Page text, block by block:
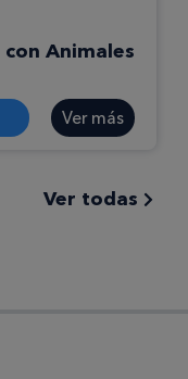
Animales
Ver más
Ver todas